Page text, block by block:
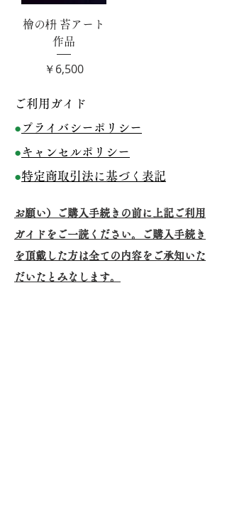
檜の枡 苔アート
作品
価格
￥6,500
ご利用ガイド
● プライバシーポリシー
●キャンセルポリシー
●特定商取引法に基づく表記
お願い）ご購入手続きの前に上記ご利用
ガイドをご一読ください。ご購入手続き
を頂戴した方は全ての内容をご承知いた
だいたとみなします。